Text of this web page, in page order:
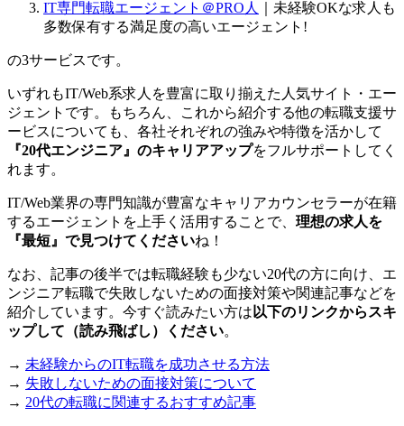
IT専門転職エージェント＠PRO人
｜未経験OKな求人も
多数保有する満足度の高いエージェント!
の3サービスです。
いずれもIT/Web系求人を豊富に取り揃えた人気サイト・エー
ジェントです。もちろん、これから紹介する他の転職支援サ
ービスについても、各社それぞれの強みや特徴を活かして
『20代エンジニア』のキャリアアップをフルサポート してく
れます。
IT/Web業界の専門知識が豊富なキャリアカウンセラーが在籍
するエージェントを上手く活用することで、 理想の求人を
『最短』で見つけてくださいね！
なお、記事の後半では転職経験も少ない20代の方に向け、エ
ンジニア転職で失敗しないための面接対策や関連記事などを
紹介しています。今すぐ読みたい方は 以下のリンクからスキ
ップして（読み飛ばし）ください。
→ 未経験からのIT転職を成功させる方法
→ 失敗しないための面接対策について
→ 20代の転職に関連するおすすめ記事